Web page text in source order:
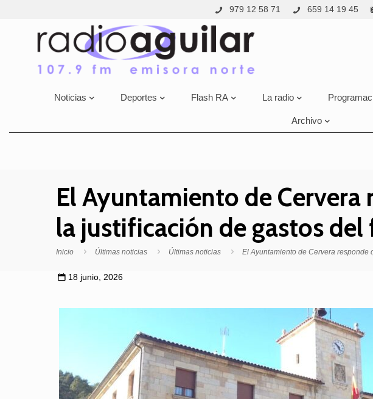
979 12 58 71 659 14 19 45
Noticias Deportes Flash RA La radio
Archivo
El Ayuntamiento de
la justificación de gastos del
Inicio Últimas noticias Últimas noticias El Ayuntamiento de Cervera responde
18 junio, 2026